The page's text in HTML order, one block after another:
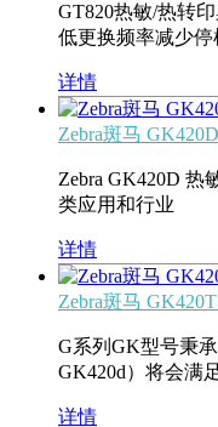
GT820热敏/热转
低更换频率减少
详情
Zebra斑马
Zebra GK420D
类应用和行业
详情
Zebra斑马
G系列GK型号秉
GK420d）将会满
详情